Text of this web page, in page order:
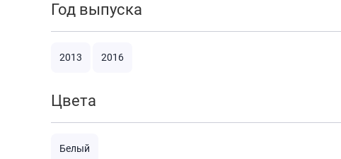
Год выпуска
2013 2016
Цвета
Белый